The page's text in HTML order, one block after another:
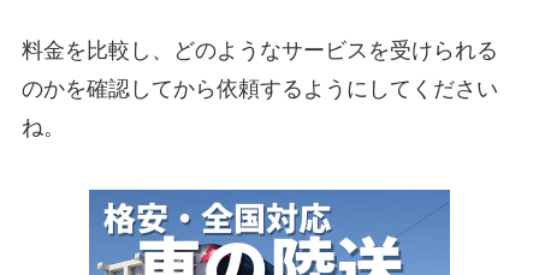
料金を比較し、どのようなサービスを受けられる
のかを確認してから依頼するようにしてください
ね。